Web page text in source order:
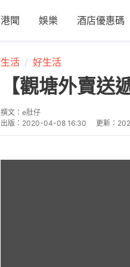
港聞 娛樂 酒店優惠碼
生活 好生活
【觀塘外賣
撰文： e肚仔
出版： 2020-04-08 16:30 更新：